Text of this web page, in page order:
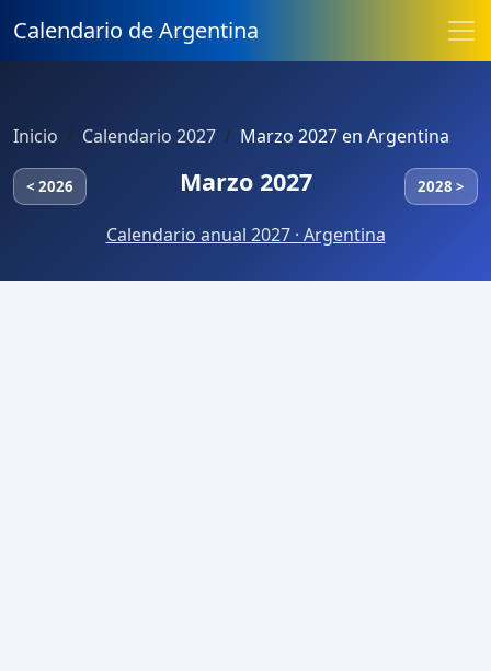
Calendario de Argentina
Inicio Calendario 2027 Marzo 2027 en Argentina
< 2026 Marzo 2027 2028 >
Calendario anual 2027 · Argentina